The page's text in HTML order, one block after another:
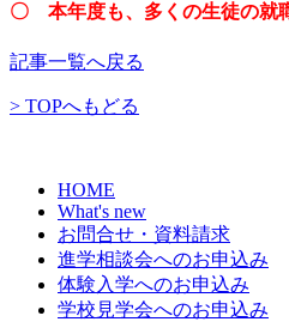
〇 本年度も、多くの生徒の就
記事一覧へ戻る
> TOPへもどる
HOME
What's new
お問合せ・資料請求
進学相談会へのお申込み
体験入学へのお申込み
学校見学会へのお申込み